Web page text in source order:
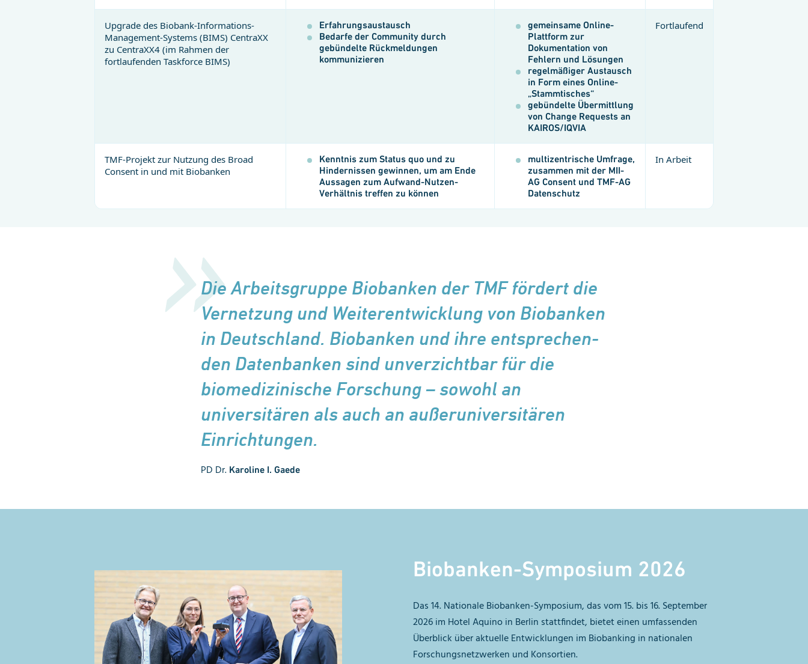
Upgrade des Biobank-Informations-
Management-Systems (BIMS) CentraXX
zu CentraXX4 (im Rahmen der
fortlaufenden Taskforce BIMS)
Erfahrungsaustausch
Bedarfe der Community durch
gebündelte Rückmeldungen
kommunizieren
gemeinsame Online-
Plattform zur
Dokumentation von
Fehlern und Lösungen
regelmäßiger Austausch
in Form eines Online-
„Stammtisches“
gebündelte Übermittlung
von Change Requests an
KAIROS/IQVIA
Fortlaufend
TMF-Projekt zur Nutzung des Broad
Consent in und mit Biobanken
Kenntnis zum Status quo und zu
Hindernissen gewinnen, um am Ende
Aussagen zum Aufwand-Nutzen-
Verhältnis treffen zu können
multizentrische Umfrage,
zusammen mit der MII-
AG Consent und TMF-AG
Datenschutz
In Arbeit
Die Arbeitsgruppe Biobanken der TMF fördert die
Vernetzung und Weiterentwicklung von Bio­ban­ken
in Deutschland. Bio­ban­ken und ihre entsprechen­
den Daten­banken sind unverzichtbar für die
biomedi­zinische Forschung – sowohl an
universitären als auch an außeruniversitären
Einrich­tungen.
PD Dr. Karoline I. Gaede
Biobanken-Symposium 2026
Das 14. Nationale Biobanken-Symposium, das vom 15. bis 16. September
2026im Hotel Aquino in Berlin stattfindet, bietet einen umfassenden
Überblick über aktuelle Entwicklungen im Biobanking in nationalen
Forschungsnetzwerken und Konsortien.